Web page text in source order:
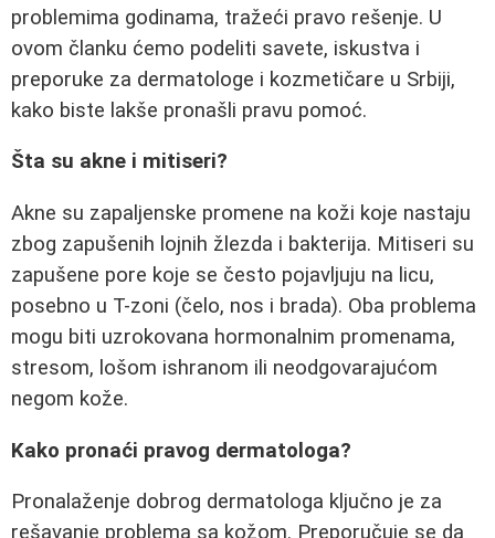
problemima godinama, tražeći pravo rešenje. U
ovom članku ćemo podeliti savete, iskustva i
preporuke za dermatologe i kozmetičare u Srbiji,
kako biste lakše pronašli pravu pomoć.
Šta su akne i mitiseri?
Akne su zapaljenske promene na koži koje nastaju
zbog zapušenih lojnih žlezda i bakterija. Mitiseri su
zapušene pore koje se često pojavljuju na licu,
posebno u T-zoni (čelo, nos i brada). Oba problema
mogu biti uzrokovana hormonalnim promenama,
stresom, lošom ishranom ili neodgovarajućom
negom kože.
Kako pronaći pravog dermatologa?
Pronalaženje dobrog dermatologa ključno je za
rešavanje problema sa kožom. Preporučuje se da